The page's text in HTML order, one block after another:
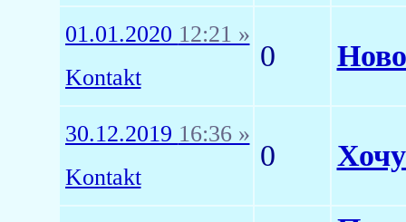
01.01.2020 12:21 »
Kontakt
0
30.12.2019 16:36 »
Kontakt
0